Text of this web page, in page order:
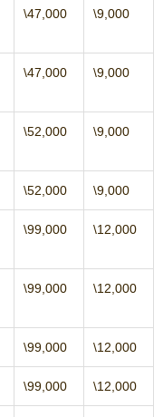
\47,000 \9,000
\47,000 \9,000
\52,000 \9,000
\52,000 \9,000
\99,000 \12,000
\99,000 \12,000
\99,000 \12,000
\99,000 \12,000